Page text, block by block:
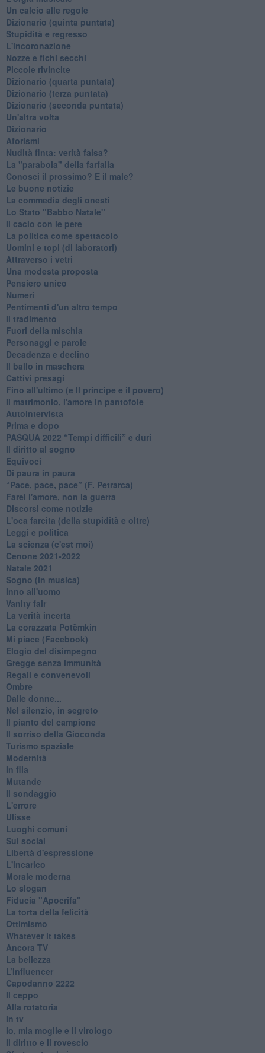
Un calcio alle regole
Dizionario (quinta puntata)
Stupidità e regresso
L'incoronazione
Nozze e fichi secchi
Piccole rivincite
​Dizionario (quarta puntata)
​Dizionario (terza puntata)
​Dizionario (seconda puntata)
Un'altra volta
Dizionario
Aforismi
Nudità finta: verità falsa?
La "parabola" della farfalla
Conosci il prossimo? E il male?
Le buone notizie
La commedia degli onesti
Lo Stato "Babbo Natale"
Il cacio con le pere
La politica come spettacolo
Uomini e topi (di laboratori)
Attraverso i vetri
Una modesta proposta
Pensiero unico
Numeri
Pentimenti d'un altro tempo
Il tradimento
Fuori della mischia
Personaggi e parole
Decadenza e declino
Il ballo in maschera
Cattivi presagi
Fino all'ultimo (e Il principe e il povero)
Il matrimonio, l'amore in pantofole
Autointervista
Prima e dopo
​PASQUA 2022 “Tempi difficili” e duri
Il diritto al sogno
Equivoci
Di paura in paura
​“Pace, pace, pace” (F. Petrarca)
Farei l'amore, non la guerra
Discorsi come notizie
L'oca farcita (della stupidità e oltre)
Leggi e politica
La scienza (c'est moi)
Cenone 2021-2022
Natale 2021
Sogno (in musica)
Inno all'uomo
Vanity fair
La verità incerta
La corazzata Potëmkin
Mi piace (Facebook)
Elogio del disimpegno
Gregge senza immunità
Regali e convenevoli
Ombre
Dalle donne...
Nel silenzio, in segreto
Il pianto del campione
Il sorriso della Gioconda
Turismo spaziale
Modernità
In fila
Mutande
Il sondaggio
L'errore
Ulisse
Luoghi comuni
Sui social
Libertà d'espressione
L'incarico
Morale moderna
Lo slogan
Fiducia "Apocrifa"
La torta della felicità
Ottimismo
Whatever it takes
Ancora TV
La bellezza
L’Influencer
​Capodanno 2222
Il ceppo
Alla rotatoria
In tv
Io, mia moglie e il virologo
Il diritto e il rovescio